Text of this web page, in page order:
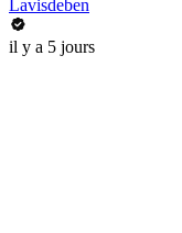
Lavisdeben
il y a 5 jours